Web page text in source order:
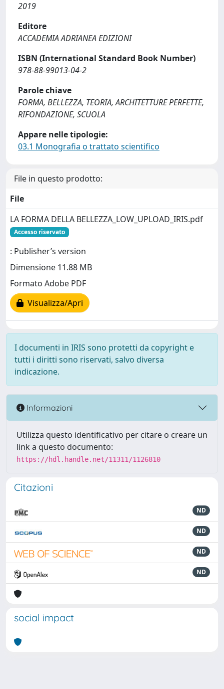
2019
Editore
ACCADEMIA ADRIANEA EDIZIONI
ISBN (International Standard Book Number)
978-88-99013-04-2
Parole chiave
FORMA, BELLEZZA, TEORIA, ARCHITETTURE PERFETTE,
RIFONDAZIONE, SCUOLA
Appare nelle tipologie:
03.1 Monografia o trattato scientifico
File in questo prodotto:
File
LA FORMA DELLA BELLEZZA_LOW_UPLOAD_IRIS.pdf
Accesso riservato
: Publisher’s version
Dimensione 11.88 MB
Formato Adobe PDF
Visualizza/Apri
I documenti in IRIS sono protetti da copyright e
tutti i diritti sono riservati, salvo diversa
indicazione.
Informazioni
Utilizza questo identificativo per citare o creare un
link a questo documento:
https://hdl.handle.net/11311/1126810
Citazioni
ND
ND
ND
ND
social impact